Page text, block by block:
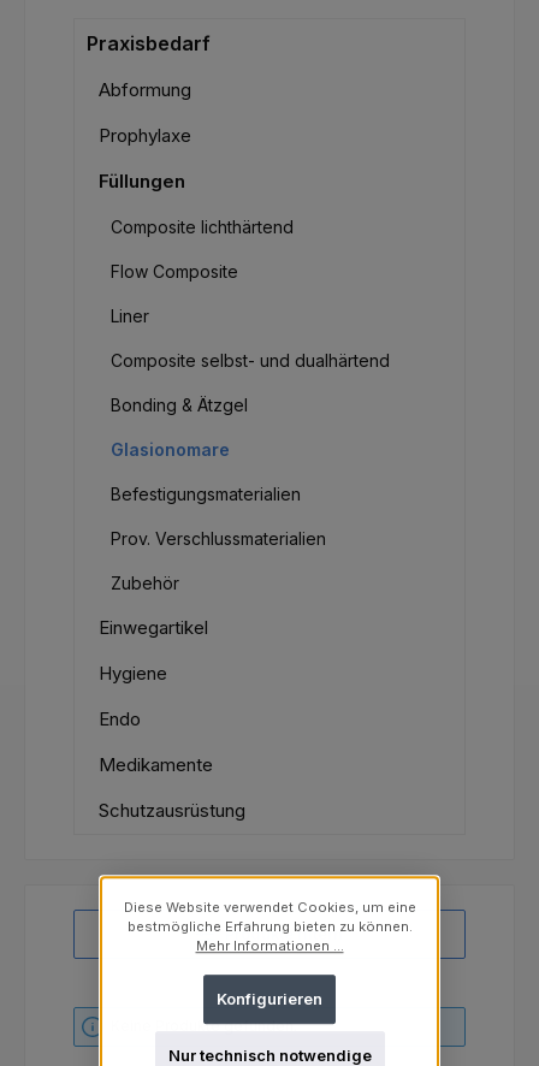
Praxisbedarf
Abformung
Prophylaxe
Füllungen
Composite lichthärtend
Flow Composite
Liner
Composite selbst- und dualhärtend
Bonding & Ätzgel
Glasionomare
Befestigungsmaterialien
Prov. Verschlussmaterialien
Zubehör
Einwegartikel
Hygiene
Endo
Medikamente
Schutzausrüstung
Produkte filtern
Keine Produkte gefunden.
Diese Website verwendet Cookies, um eine
bestmögliche Erfahrung bieten zu können.
Mehr Informationen ...
Nur technisch notwendige
Konfigurieren